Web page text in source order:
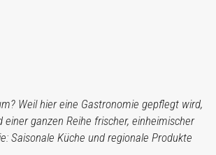
Weil hier eine Gastronomie gepflegt wird,
ganzen Reihe frischer, einheimischer
Saisonale Küche und regionale Produkte